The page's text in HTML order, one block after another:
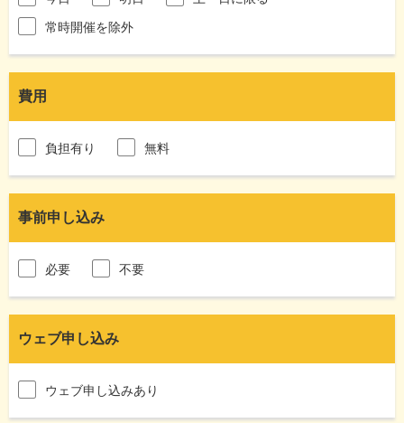
常時開催を除外
費用
負担有り 無料
事前申し込み
必要 不要
ウェブ申し込み
ウェブ申し込みあり